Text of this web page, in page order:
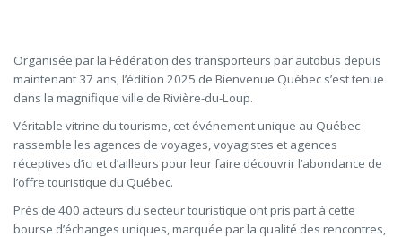
Organisée par la Fédération des transporteurs par autobus depuis
maintenant 37 ans, l’édition 2025 de Bienvenue Québec s’est tenue
dans la magnifique ville de Rivière-du-Loup.
Véritable vitrine du tourisme, cet événement unique au Québec
rassemble les agences de voyages, voyagistes et agences
réceptives d’ici et d’ailleurs pour leur faire découvrir l’abondance de
l’offre touristique du Québec.
Près de 400 acteurs du secteur touristique ont pris part à cette
bourse d’échanges uniques, marquée par la qualité des rencontres,